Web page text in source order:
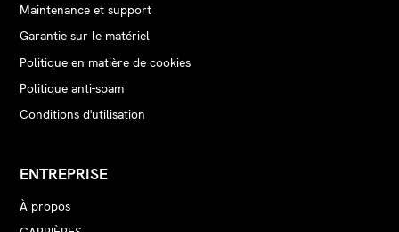
Maintenance et support
Garantie sur le matériel
Politique en matière de cookies
Politique anti-spam
Conditions d'utilisation
ENTREPRISE
À propos